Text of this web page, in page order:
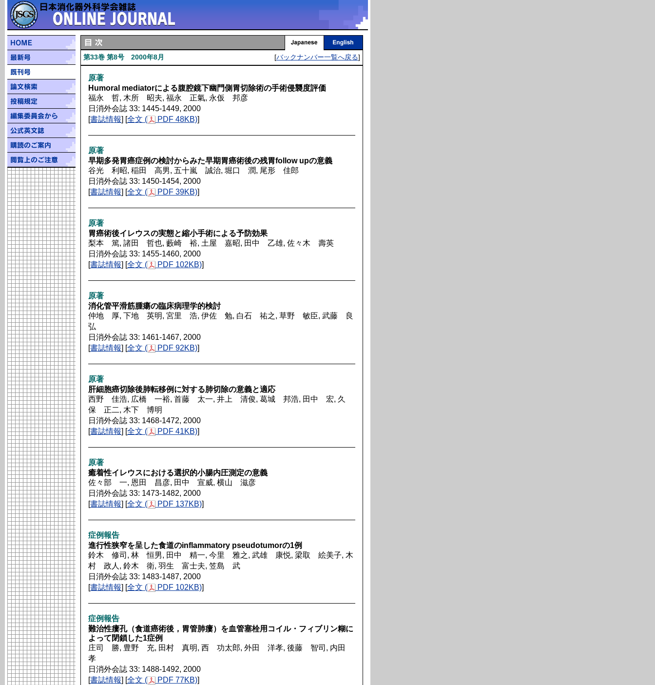
第33巻 第8号 2000年8月 [バックナンバー一覧へ戻る]
原著
Humoral mediatorによる腹腔鏡下幽門側胃切除術の手術侵襲度評価
福永 哲, 木所 昭夫, 福永 正氣, 永仮 邦彦
日消外会誌 33: 1445-1449, 2000
[書誌情報] [全文 ( PDF 48KB)]
原著
早期多発胃癌症例の検討からみた早期胃癌術後の残胃follow upの意義
谷光 利昭, 稲田 高男, 五十嵐 誠治, 堀口 潤, 尾形 佳郎
日消外会誌 33: 1450-1454, 2000
[書誌情報] [全文 ( PDF 39KB)]
原著
胃癌術後イレウスの実態と縮小手術による予防効果
梨本 篤, 諸田 哲也, 藪崎 裕, 土屋 嘉昭, 田中 乙雄, 佐々木 壽英
日消外会誌 33: 1455-1460, 2000
[書誌情報] [全文 ( PDF 102KB)]
原著
消化管平滑筋腫瘍の臨床病理学的検討
仲地 厚, 下地 英明, 宮里 浩, 伊佐 勉, 白石 祐之, 草野 敏臣, 武藤 良
弘
日消外会誌 33: 1461-1467, 2000
[書誌情報] [全文 ( PDF 92KB)]
原著
肝細胞癌切除後肺転移例に対する肺切除の意義と適応
西野 佳浩, 広橋 一裕, 首藤 太一, 井上 清俊, 葛城 邦浩, 田中 宏, 久
保 正二, 木下 博明
日消外会誌 33: 1468-1472, 2000
[書誌情報] [全文 ( PDF 41KB)]
原著
癒着性イレウスにおける選択的小腸内圧測定の意義
佐々部 一, 恩田 昌彦, 田中 宣威, 横山 滋彦
日消外会誌 33: 1473-1482, 2000
[書誌情報] [全文 ( PDF 137KB)]
症例報告
進行性狭窄を呈した食道のinflammatory pseudotumorの1例
鈴木 修司, 林 恒男, 田中 精一, 今里 雅之, 武雄 康悦, 梁取 絵美子, 木
村 政人, 鈴木 衛, 羽生 富士夫, 笠島 武
日消外会誌 33: 1483-1487, 2000
[書誌情報] [全文 ( PDF 102KB)]
症例報告
難治性瘻孔（食道癌術後，胃管肺瘻）を血管塞栓用コイル・フィブリン糊に
よって閉鎖した1症例
庄司 勝, 豊野 充, 田村 真明, 西 功太郎, 外田 洋孝, 後藤 智司, 内田
孝
日消外会誌 33: 1488-1492, 2000
[書誌情報] [全文 ( PDF 77KB)]